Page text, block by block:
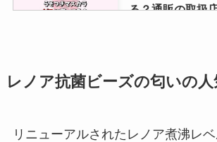
る？通販の取扱
腕時計を売って
レノア抗菌ビーズの匂いの人
リニューアルされたレノア煮沸レ